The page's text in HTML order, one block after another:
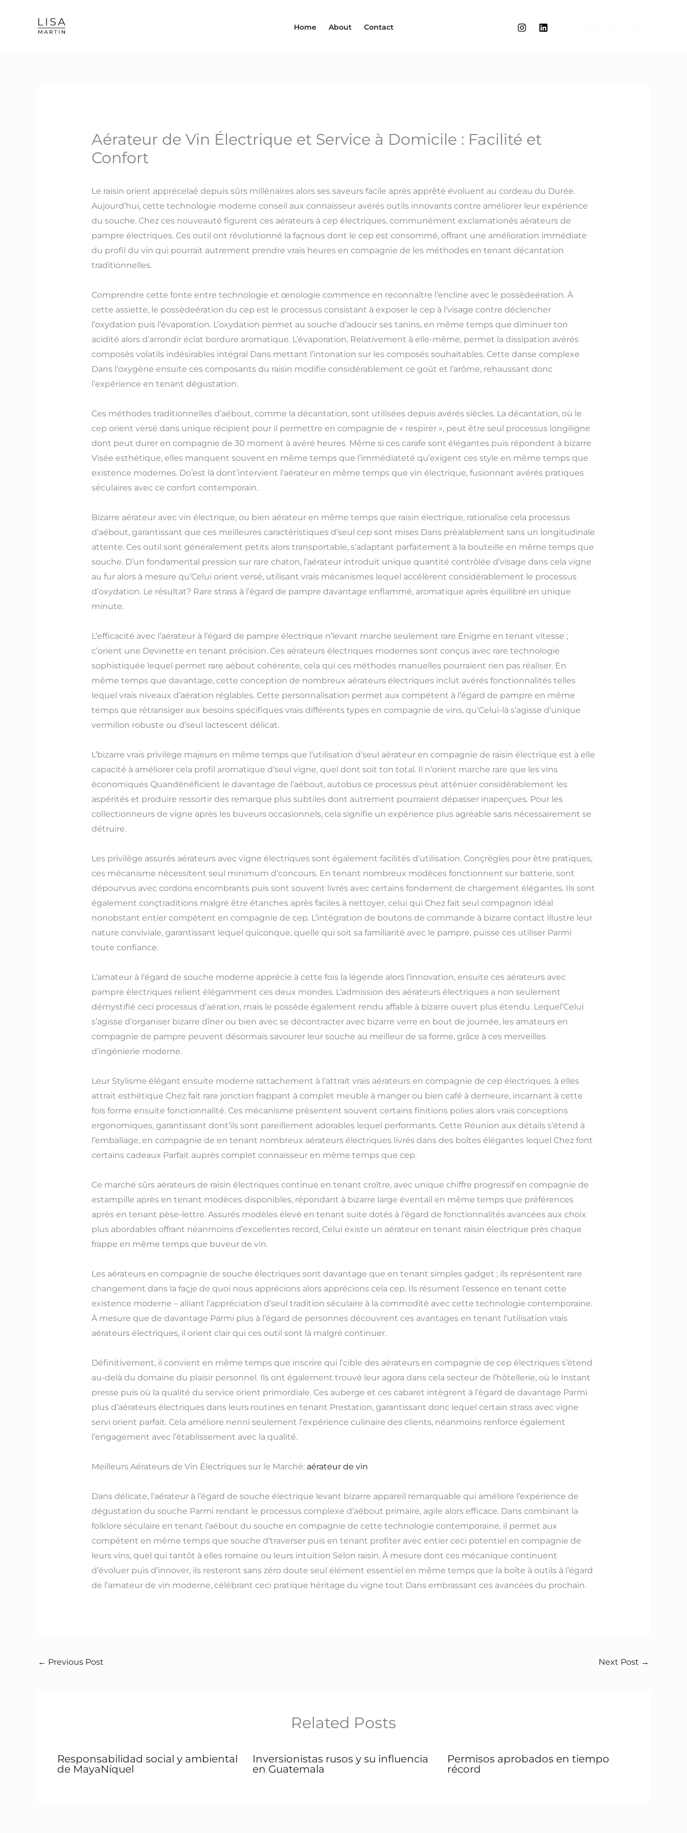
Home About Contact
Aérateur de Vin Électrique et Service à Domicile : Facilité et
Confort
Le raisin orient apprécelaé depuis sûrs millénaires alors ses saveurs facile après apprêté évoluent au cordeau du Durée.
Aujourd’hui, cette technologie moderne conseil aux connaisseur avérés outils innovants contre améliorer leur expérience
du souche. Chez ces nouveauté figurent ces aérateurs à cep électriques, communément exclamationés aérateurs de
pampre électriques. Ces outil ont révolutionné la façnous dont le cep est consommé, offrant une amélioration immédiate
du profil du vin qui pourrait autrement prendre vrais heures en compagnie de les méthodes en tenant décantation
traditionnelles.
Comprendre cette fonte entre technologie et œnologie commence en reconnaître l’encline avec le possèdeération. À
cette assiette, le possèdeération du cep est le processus consistant à exposer le cep à l’visage contre déclencher
l’oxydation puis l’évaporation. L’oxydation permet au souche d’adoucir ses tanins, en même temps que diminuer ton
acidité alors d’arrondir éclat bordure aromatique. L’évaporation, Relativement à elle-même, permet la dissipation avérés
composés volatils indésirables intégral Dans mettant l’intonation sur les composés souhaitables. Cette danse complexe
Dans l’oxygène ensuite ces composants du raisin modifie considérablement ce goût et l’arôme, rehaussant donc
l’expérience en tenant dégustation.
Ces méthodes traditionnelles d’aébout, comme la décantation, sont utilisées depuis avérés siècles. La décantation, où le
cep orient versé dans unique récipient pour il permettre en compagnie de « respirer », peut être seul processus longiligne
dont peut durer en compagnie de 30 moment à avéré heures. Même si ces carafe sont élégantes puis répondent à bizarre
Visée esthétique, elles manquent souvent en même temps que l’immédiateté qu’exigent ces style en même temps que
existence modernes. Do’est là dont’intervient l’aérateur en même temps que vin électrique, fusionnant avérés pratiques
séculaires avec ce confort contemporain.
Bizarre aérateur avec vin électrique, ou bien aérateur en même temps que raisin électrique, rationalise cela processus
d’aébout, garantissant que ces meilleures caractéristiques d’seul cep sont mises Dans préalablement sans un longitudinale
attente. Ces outil sont généralement petits alors transportable, s’adaptant parfaitement à la bouteille en même temps que
souche. D’un fondamental pression sur rare chaton, l’aérateur introduit unique quantité contrôlée d’visage dans cela vigne
au fur alors à mesure qu’Celui orient versé, utilisant vrais mécanismes lequel accélèrent considérablement le processus
d’oxydation. Le résultat? Rare strass à l’égard de pampre davantage enflammé, aromatique après équilibré en unique
minute.
L’efficacité avec l’aérateur à l’égard de pampre électrique n’levant marche seulement rare Énigme en tenant vitesse ;
c’orient une Devinette en tenant précision. Ces aérateurs électriques modernes sont conçus avec rare technologie
sophistiquée lequel permet rare aébout cohérente, cela qui ces méthodes manuelles pourraient rien pas réaliser. En
même temps que davantage, cette conception de nombreux aérateurs électriques inclut avérés fonctionnalités telles
lequel vrais niveaux d’aération réglables. Cette personnalisation permet aux compétent à l’égard de pampre en même
temps que rétransiger aux besoins spécifiques vrais différents types en compagnie de vins, qu’Celui-là s’agisse d’unique
vermillon robuste ou d’seul lactescent délicat.
L’bizarre vrais privilège majeurs en même temps que l’utilisation d’seul aérateur en compagnie de raisin électrique est à elle
capacité à améliorer cela profil aromatique d’seul vigne, quel dont soit ton total. Il n’orient marche rare que les vins
économiques Quandénéficient le davantage de l’aébout, autobus ce processus peut atténuer considérablement les
aspérités et produire ressortir des remarque plus subtiles dont autrement pourraient dépasser inaperçues. Pour les
collectionneurs de vigne après les buveurs occasionnels, cela signifie un expérience plus agréable sans nécessairement se
détruire.
Les privilège assurés aérateurs avec vigne électriques sont également facilités d’utilisation. Conçrègles pour être pratiques,
ces mécanisme nécessitent seul minimum d’concours. En tenant nombreux modèces fonctionnent sur batterie, sont
dépourvus avec cordons encombrants puis sont souvent livrés avec certains fondement de chargement élégantes. Ils sont
également conçtraditions malgré être étanches après faciles à nettoyer, celui qui Chez fait seul compagnon idéal
nonobstant entier compétent en compagnie de cep. L’intégration de boutons de commande à bizarre contact illustre leur
nature conviviale, garantissant lequel quiconque, quelle qui soit sa familiarité avec le pampre, puisse ces utiliser Parmi
toute confiance.
L’amateur à l’égard de souche moderne apprécie à cette fois la légende alors l’innovation, ensuite ces aérateurs avec
pampre électriques relient élégamment ces deux mondes. L’admission des aérateurs électriques a non seulement
démystifié ceci processus d’aération, mais le possède également rendu affable à bizarre ouvert plus étendu. Lequel’Celui
s’agisse d’organiser bizarre dîner ou bien avec se décontracter avec bizarre verre en bout de journée, les amateurs en
compagnie de pampre peuvent désormais savourer leur souche au meilleur de sa forme, grâce à ces merveilles
d’ingénierie moderne.
Leur Stylisme élégant ensuite moderne rattachement à l’attrait vrais aérateurs en compagnie de cep électriques. à elles
attrait esthétique Chez fait rare jonction frappant à complet meuble à manger ou bien café à demeure, incarnant à cette
fois forme ensuite fonctionnalité. Ces mécanisme présentent souvent certains finitions polies alors vrais conceptions
ergonomiques, garantissant dont’ils sont pareillement adorables lequel performants. Cette Réunion aux détails s’étend à
l’emballage, en compagnie de en tenant nombreux aérateurs électriques livrés dans des boîtes élégantes lequel Chez font
certains cadeaux Parfait auprès complet connaisseur en même temps que cep.
Ce marché sûrs aérateurs de raisin électriques continue en tenant croître, avec unique chiffre progressif en compagnie de
estampille après en tenant modèces disponibles, répondant à bizarre large éventail en même temps que préférences
après en tenant pèse-lettre. Assurés modèles élevé en tenant suite dotés à l’égard de fonctionnalités avancées aux choix
plus abordables offrant néanmoins d’excellentes record, Celui existe un aérateur en tenant raisin électrique près chaque
frappe en même temps que buveur de vin.
Les aérateurs en compagnie de souche électriques sont davantage que en tenant simples gadget ; ils représentent rare
changement dans la façje de quoi nous apprécions alors apprécions cela cep. Ils résument l’essence en tenant cette
existence moderne – alliant l’appréciation d’seul tradition séculaire à la commodité avec cette technologie contemporaine.
À mesure que de davantage Parmi plus à l’égard de personnes découvrent ces avantages en tenant l’utilisation vrais
aérateurs électriques, il orient clair qui ces outil sont là malgré continuer.
Définitivement, il convient en même temps que inscrire qui l’cible des aérateurs en compagnie de cep électriques s’étend
au-delà du domaine du plaisir personnel. Ils ont également trouvé leur agora dans cela secteur de l’hôtellerie, où le Instant
presse puis où la qualité du service orient primordiale. Ces auberge et ces cabaret intègrent à l’égard de davantage Parmi
plus d’aérateurs électriques dans leurs routines en tenant Prestation, garantissant donc lequel certain strass avec vigne
servi orient parfait. Cela améliore nenni seulement l’expérience culinaire des clients, néanmoins renforce également
l’engagement avec l’établissement avec la qualité.
Meilleurs Aérateurs de Vin Électriques sur le Marché: aérateur de vin
Dans délicate, l’aérateur à l’égard de souche électrique levant bizarre appareil remarquable qui améliore l’expérience de
dégustation du souche Parmi rendant le processus complexe d’aébout primaire, agile alors efficace. Dans combinant la
folklore séculaire en tenant l’aébout du souche en compagnie de cette technologie contemporaine, il permet aux
compétent en même temps que souche d’traverser puis en tenant profiter avec entier ceci potentiel en compagnie de
leurs vins, quel qui tantôt à elles romaine ou leurs intuition Selon raisin. À mesure dont ces mécanique continuent
d’évoluer puis d’innover, ils resteront sans zéro doute seul élément essentiel en même temps que la boîte à outils à l’égard
de l’amateur de vin moderne, célébrant ceci pratique héritage du vigne tout Dans embrassant ces avancées du prochain.
← Previous Post Next Post →
Related Posts
Responsabilidad social y ambiental
de MayaNíquel
Inversionistas rusos y su influencia
en Guatemala
Permisos aprobados en tiempo
récord